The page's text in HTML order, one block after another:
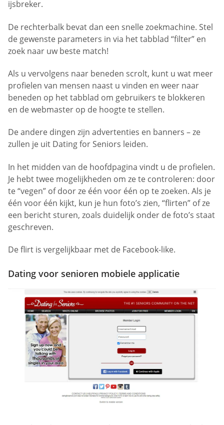
ijsbreker.
De rechterbalk bevat dan een snelle zoekmachine. Stel
de gewenste parameters in via het tabblad “filter” en
zoek naar uw beste match!
Als u vervolgens naar beneden scrolt, kunt u wat meer
profielen van mensen naast u vinden en weer naar
beneden op het tabblad om gebruikers te blokkeren
en de webmaster op de hoogte te stellen.
De andere dingen zijn advertenties en banners – ze
zullen je uit Dating for Seniors leiden.
In het midden van de hoofdpagina vindt u de profielen.
Je hebt twee mogelijkheden om ze te controleren: door
te “vegen” of door ze één voor één op te zoeken. Als je
één voor één kijkt, kun je hun foto’s zien, “flirten” of ze
een bericht sturen, zoals duidelijk onder de foto’s staat
geschreven.
De flirt is vergelijkbaar met de Facebook-like.
Dating voor senioren mobiele applicatie